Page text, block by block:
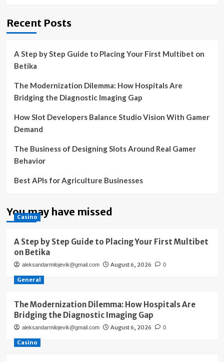
Recent Posts
A Step by Step Guide to Placing Your First Multibet on
Betika
The Modernization Dilemma: How Hospitals Are
Bridging the Diagnostic Imaging Gap
How Slot Developers Balance Studio Vision With Gamer
Demand
The Business of Designing Slots Around Real Gamer
Behavior
Best APIs for Agriculture Businesses
You may have missed
Casino
A Step by Step Guide to Placing Your First Multibet
on Betika
aleksandarmilojevik@gmail.com August 6, 2026 0
General
The Modernization Dilemma: How Hospitals Are
Bridging the Diagnostic Imaging Gap
aleksandarmilojevik@gmail.com August 6, 2026 0
Casino